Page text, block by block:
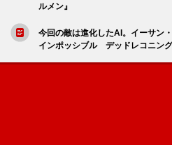
ルメン』
今回の敵は進化したAI。イーサン
インポッシブル デッドレコニング